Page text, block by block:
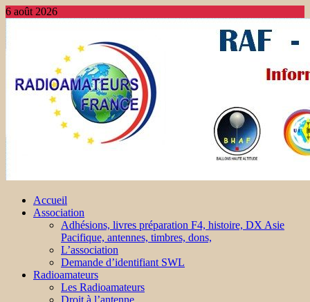
6 août 2026
Accueil
Association
Adhésions, livres préparation F4, histoire, DX Asie
Pacifique, antennes, timbres, dons,
L’association
Demande d’identifiant SWL
Radioamateurs
Les Radioamateurs
Droit à l’antenne